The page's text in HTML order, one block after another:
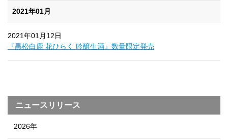
2021年01月
2021年01月12日
『黒松白鹿 花ひらく 吟醸生酒』数量限定発売
ニュースリリース
2026年